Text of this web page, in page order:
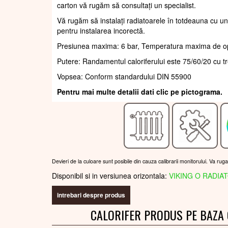
carton vă rugăm să consultați un specialist.
Vă rugăm să instalați radiatoarele în totdeauna cu
pentru instalarea incorectă.
Presiunea maxima: 6 bar, Temperatura maxima de
Putere: Randamentul caloriferului este 75/60/20 cu
Vopsea: Conform standardului DIN 55900
Pentru mai multe detalii dati clic pe pictograma.
Devieri de la culoare sunt posibile din cauza calibrarii monitorului. Va
Disponibil si in versiunea orizontala: VIKING O
intrebari despre produs
CALORIFER PRODUS PE